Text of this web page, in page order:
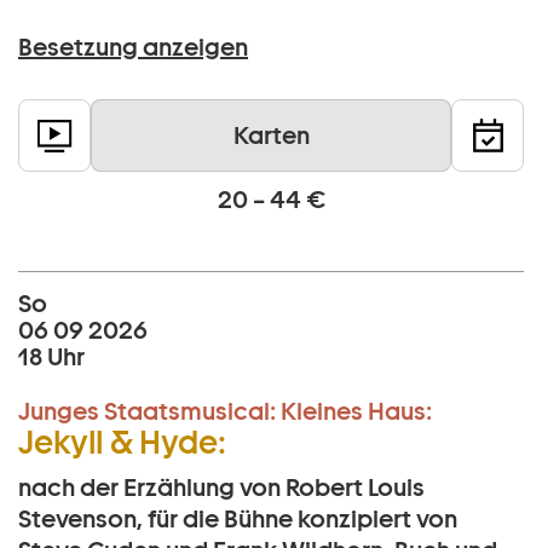
Besetzung anzeigen
Karten
20 – 44 €
So
06 09 2026
18 Uhr
Junges Staatsmusical: Kleines Haus:
Jekyll & Hyde:
nach der Erzählung von Robert Louis
Stevenson, für die Bühne konzipiert von